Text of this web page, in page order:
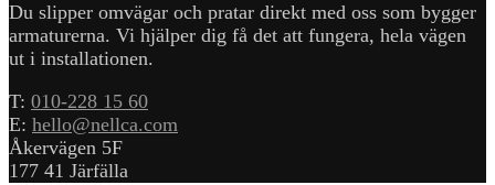
Du slipper omvägar och pratar direkt med oss som bygger
armaturerna. Vi hjälper dig få det att fungera, hela vägen
ut i installationen.
T: 010-228 15 60
E: hello@nellca.com
Åkervägen 5F
177 41 Järfälla